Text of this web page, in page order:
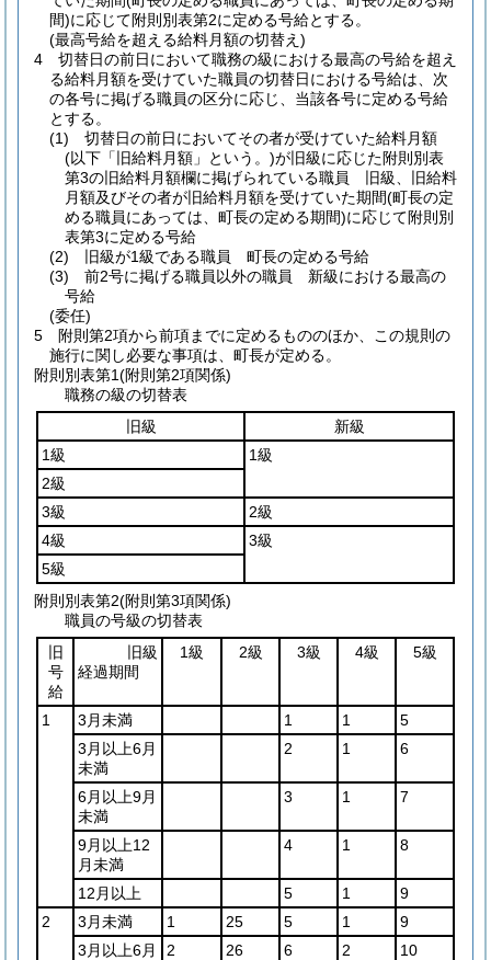
間)に応じて附則別表第2に定める号給とする。
(最高号給を超える給料月額の切替え)
4
切替日の前日において職務の級における最高の号給を超え
る給料月額を受けていた職員の切替日における号給は、次
の各号に掲げる職員の区分に応じ、当該各号に定める号給
とする。
(1)
切替日の前日においてその者が受けていた給料月額
(以下「旧給料月額」という。)が旧級に応じた附則別表
第3の旧給料月額欄に掲げられている職員 旧級、旧給料
月額及びその者が旧給料月額を受けていた期間(町長の定
める職員にあっては、町長の定める期間)に応じて附則別
表第3に定める号給
(2)
旧級が1級である職員 町長の定める号給
(3)
前2号に掲げる職員以外の職員 新級における最高の
号給
(委任)
5
附則第2項から前項までに定めるもののほか、この規則の
施行に関し必要な事項は、町長が定める。
附則別表第1(附則第2項関係)
職務の級の切替表
旧級
新級
1級
1級
2級
3級
2級
4級
3級
5級
附則別表第2(附則第3項関係)
職員の号級の切替表
旧
号
給
旧級
経過期間
1級 2級 3級 4級 5級
1 3月未満 1 1
5
3月以上6月
未満
2 1 6
6月以上9月
未満
3 1 7
9月以上12
月未満
4 1 8
12月以上 5 1
9
2
3月未満 1 25 5 1
9
3月以上6月
2 26 6 2 10